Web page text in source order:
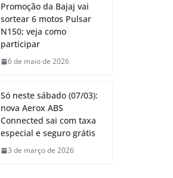
Promoção da Bajaj vai
sortear 6 motos Pulsar
N150; veja como
participar
6 de maio de 2026
Só neste sábado (07/03):
nova Aerox ABS
Connected sai com taxa
especial e seguro grátis
3 de março de 2026